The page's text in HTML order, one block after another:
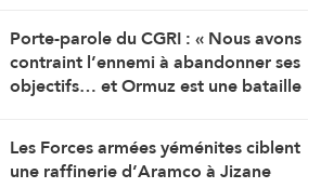
Porte-parole du CGRI : « Nous avons
contraint l’ennemi à abandonner ses
objectifs… et Ormuz est une bataille
Les Forces armées yéménites ciblent
une raffinerie d’Aramco à Jizane